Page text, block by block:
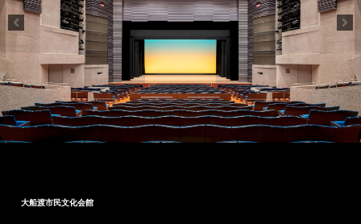
大船渡市民文化会館